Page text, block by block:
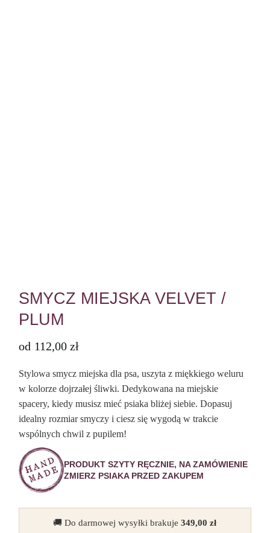
SMYCZ MIEJSKA VELVET /
PLUM
od 112,00 zł
Stylowa smycz miejska dla psa, uszyta z miękkiego weluru
w kolorze dojrzałej śliwki. Dedykowana na miejskie
spacery, kiedy musisz mieć psiaka bliżej siebie. Dopasuj
idealny rozmiar smyczy i ciesz się wygodą w trakcie
wspólnych chwil z pupilem!
PRODUKT SZYTY RĘCZNIE, NA ZAMÓWIENIE
ZMIERZ PSIAKA PRZED ZAKUPEM
🚚 Do darmowej wysyłki brakuje349,00zł